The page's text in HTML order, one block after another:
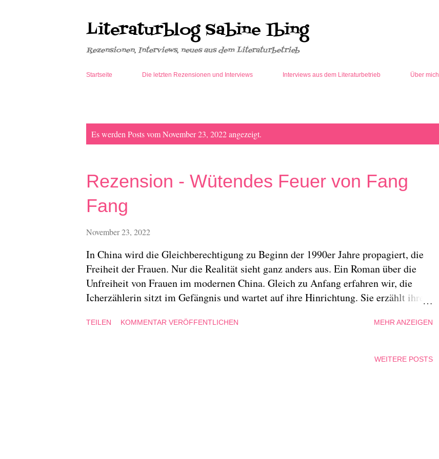
Literaturblog Sabine Ibing
Rezensionen, Interviews, neues aus dem Literaturbetrieb
Startseite Die letzten Rezensionen und Interviews Interviews aus dem Literaturbetrieb Über mich
Es werden Posts vom November 23, 2022 angezeigt.
Rezension - Wütendes Feuer von Fang
Fang
November 23, 2022
In China wird die Gleichberechtigung zu Beginn der 1990er Jahre propagiert, die
Freiheit der Frauen. Nur die Realität sieht ganz anders aus. Ein Roman über die
Unfreiheit von Frauen im modernen China. Gleich zu Anfang erfahren wir, die
Icherzählerin sitzt im Gefängnis und wartet auf ihre Hinrichtung. Sie erzählt ihrer
einen Traum: Sie will Sängerin werden, strebt nach finanzieller Unabhängigkeit.
werden, die auf Hochzeiten und Festivitäten auftritt. Eine Schwangerschaft fesselt
TEILEN KOMMENTAR VERÖFFENTLICHEN MEHR ANZEIGEN
WEITERE POSTS